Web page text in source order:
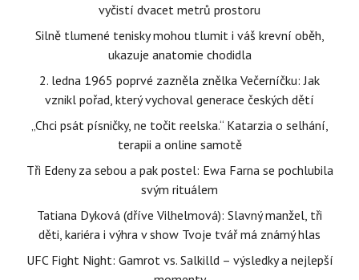
vyčistí dvacet metrů prostoru
Silně tlumené tenisky mohou tlumit i váš krevní oběh,
ukazuje anatomie chodidla
2. ledna 1965 poprvé zazněla znělka Večerníčku: Jak
vznikl pořad, který vychoval generace českých dětí
„Chci psát písničky, ne točit reelska.“ Katarzia o selhání,
terapii a online samotě
Tři Edeny za sebou a pak postel: Ewa Farna se pochlubila
svým rituálem
Tatiana Dyková (dříve Vilhelmová): Slavný manžel, tři
děti, kariéra i výhra v show Tvoje tvář má známý hlas
UFC Fight Night: Gamrot vs. Salkilld – výsledky a nejlepší